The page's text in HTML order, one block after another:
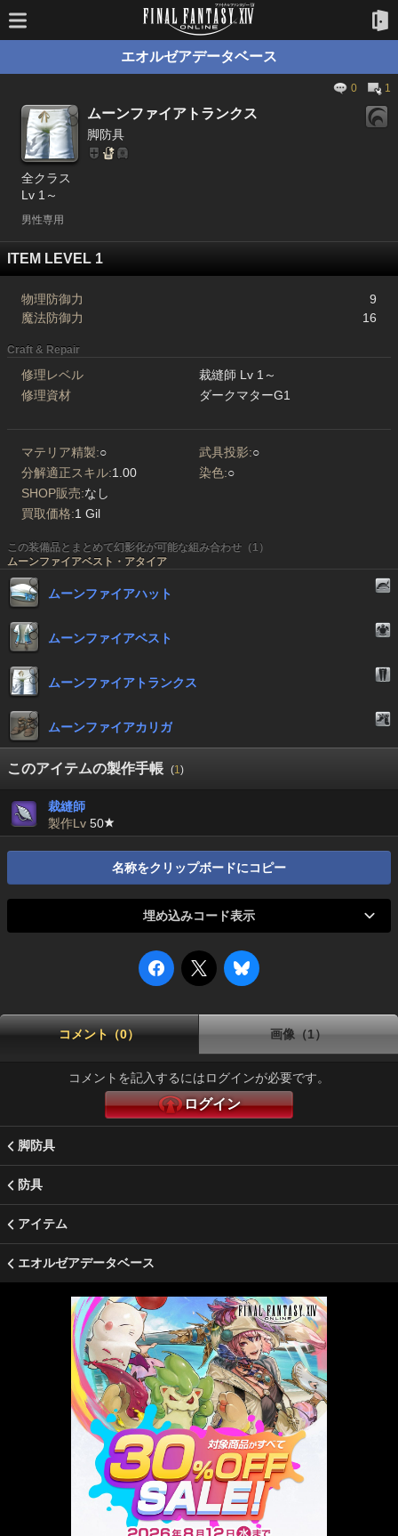
エオルゼアデータベース
0 1
ムーンファイアトランクス
脚防具
全クラス
Lv 1～
男性専用
ITEM LEVEL 1
物理防御力
9
魔法防御力
16
Craft & Repair
修理レベル
裁縫師 Lv 1～
修理資材
ダークマターG1
マテリア精製:○ 武具投影:○
分解適正スキル:1.00 染色:○
SHOP販売:なし
買取価格:1 Gil
この装備品とまとめて幻影化が可能な組み合わせ（1）
ムーンファイアベスト・アタイア
ムーンファイアハット
ムーンファイアベスト
ムーンファイアトランクス
ムーンファイアカリガ
このアイテムの製作手帳 (1)
裁縫師
製作Lv 50
名称をクリップボードにコピー
埋め込みコード表示
コメント（0） 画像（1）
コメントを記入するにはログインが必要です。
ログイン
脚防具
防具
アイテム
エオルゼアデータベース